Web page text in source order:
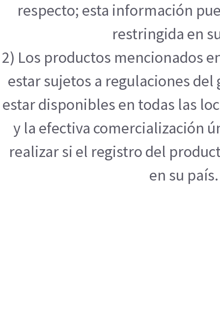
respecto; esta información
restringida en
2) Los productos mencionados
estar sujetos a regulaciones
estar disponibles en todas las
y la efectiva comercialización
realizar si el registro del
en su país.